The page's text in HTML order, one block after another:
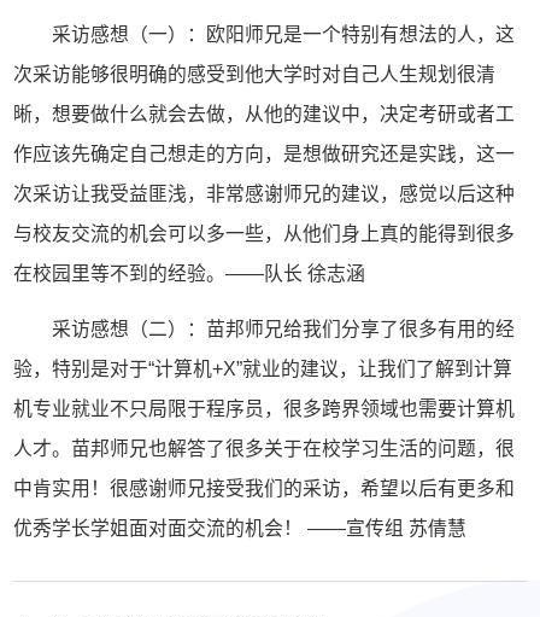
采访感想（一）：欧阳师兄是一个特别有想法的人，这
次采访能够很明确的感受到他大学时对自己人生规划很清
晰，想要做什么就会去做，从他的建议中，决定考研或者工
作应该先确定自己想走的方向，是想做研究还是实践，这一
次采访让我受益匪浅，非常感谢师兄的建议，感觉以后这种
与校友交流的机会可以多一些，从他们身上真的能得到很多
在校园里等不到的经验。——队长 徐志涵
采访感想（二）：苗邦师兄给我们分享了很多有用的经
验，特别是对于“计算机+X”就业的建议，让我们了解到计算
机专业就业不只局限于程序员，很多跨界领域也需要计算机
人才。苗邦师兄也解答了很多关于在校学习生活的问题，很
中肯实用！很感谢师兄接受我们的采访，希望以后有更多和
优秀学长学姐面对面交流的机会！ ——宣传组 苏倩慧